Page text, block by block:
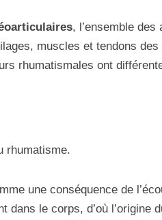
, l’ensemble
muscles et tendons
rhumatismales ont
rhumatisme.
une conséquence de
le corps, d’où l’origine